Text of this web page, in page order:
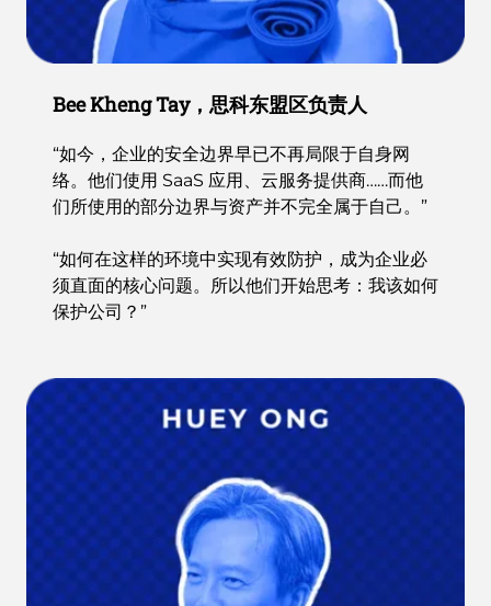
Bee Kheng Tay，思科东盟区负责人
“如今，企业的安全边界早已不再局限于自身网
络。他们使用 SaaS 应用、云服务提供商……而他
们所使用的部分边界与资产并不完全属于自己。”
“如何在这样的环境中实现有效防护，成为企业必
须直面的核心问题。所以他们开始思考：我该如何
保护公司？”